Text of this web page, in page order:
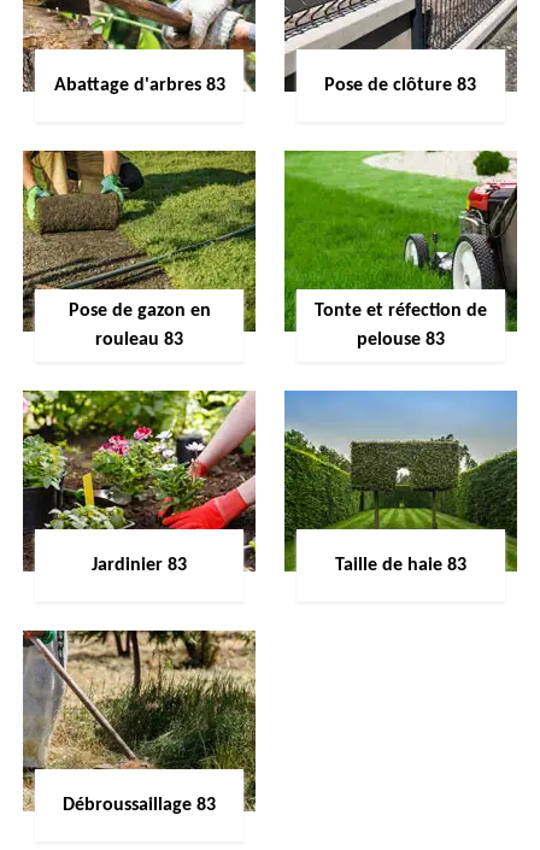
Abattage d'arbres 83 Pose de clôture 83
Pose de gazon en
rouleau 83
Tonte et réfection de
pelouse 83
Jardinier 83 Taille de haie 83
Débroussaillage 83